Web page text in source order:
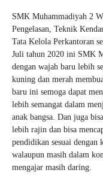
SMK Muhammadiyah 2
Pengelasan, Teknik
Tata Kelola Perkantoran
Juli tahun 2020 ini SMK
dengan wajah baru lebih
kuning dan merah
baru ini semoga dapat
lebih semangat dalam
anak bangsa. Dan juga
lebih rajin dan bisa
pendidikan sesuai dengan
walaupun masih dalam
mengajar masih daring.